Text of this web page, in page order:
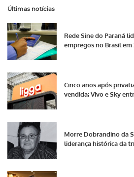
Últimas notícias
Rede Sine do Paraná
empregos no Brasil em
Cinco anos após
vendida; Vivo e Sky
Morre Dobrandino da
liderança histórica da